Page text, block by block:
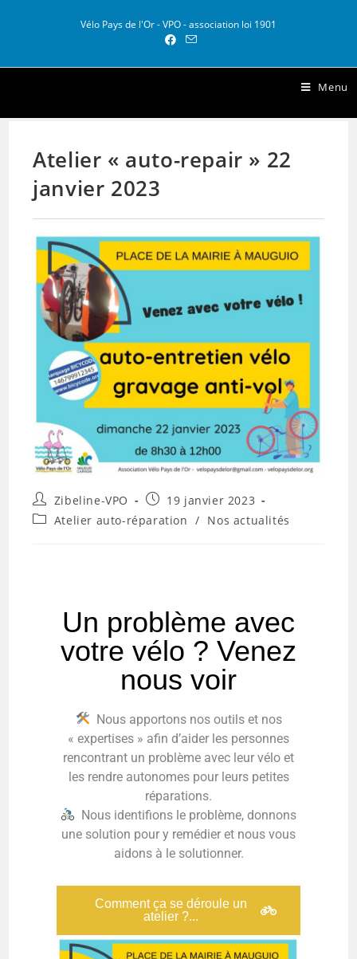
Vélo Pays de l'Or - VPO - association loi 1901
Menu
Atelier « auto-repair » 22
janvier 2023
Zibeline-VPO
19 janvier 2023
Atelier auto-réparation / Nos actualités
Un problème avec
votre vélo ? Venez
nous voir
Nous apportons nos outils et nos
« expertises » afin d’aider les personnes
rencontrant un problème avec leur vélo et
les rendre autonomes pour leurs petites
réparations.
Nous identifions le problème, donnons
une solution pour y remédier et nous vous
aidons à le solutionner.
Comment ça se déroule un
atelier ?...